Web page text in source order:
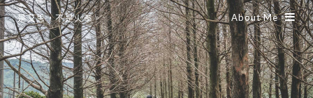
是艾思，不是火拳。 About Me